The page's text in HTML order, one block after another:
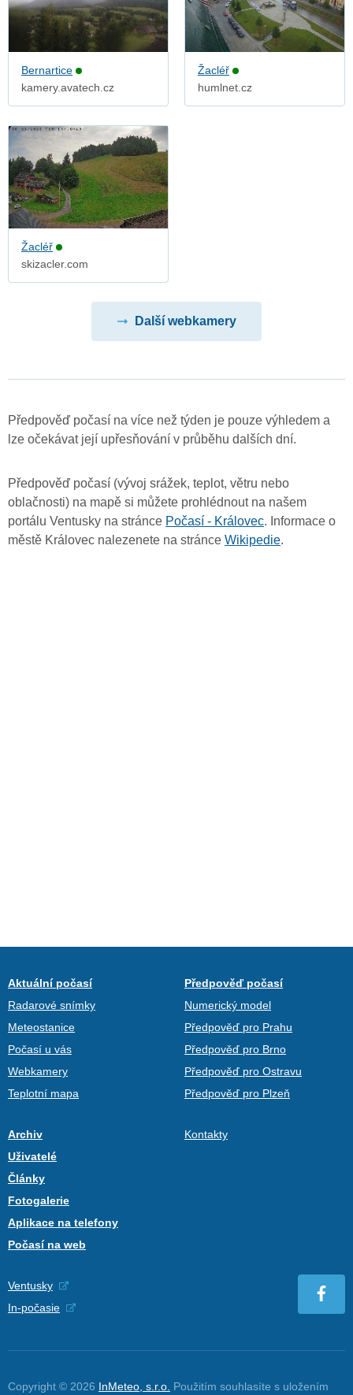
Bernartice
kamery.avatech.cz
Žacléř
humlnet.cz
Žacléř
skizacler.com
Další webkamery
Předpověď počasí na více než týden je pouze výhledem a
lze očekávat její upřesňování v průběhu dalších dní.
Předpověď počasí (vývoj srážek, teplot, větru nebo
oblačnosti) na mapě si můžete prohlédnout na našem
portálu Ventusky na stránce Počasí - Královec. Informace o
městě Královec nalezenete na stránce Wikipedie.
Aktuální počasí
Radarové snímky
Meteostanice
Počasí u vás
Webkamery
Teplotní mapa
Předpověď počasí
Numerický model
Předpověď pro Prahu
Předpověď pro Brno
Předpověď pro Ostravu
Předpověď pro Plzeň
Archiv
Uživatelé
Články
Fotogalerie
Aplikace na telefony
Počasí na web
Kontakty
Ventusky
In-počasie
Copyright © 2026 InMeteo, s.r.o. Použitím souhlasíte s uložením